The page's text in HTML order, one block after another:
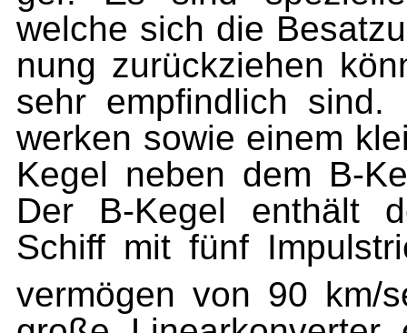
welche sich die
nung zurückziehen
sehr empfindlich
werken sowie einem
Kegel neben dem B-
Der B-Kegel enthält
Schiff mit fünf
vermögen von 90 km/